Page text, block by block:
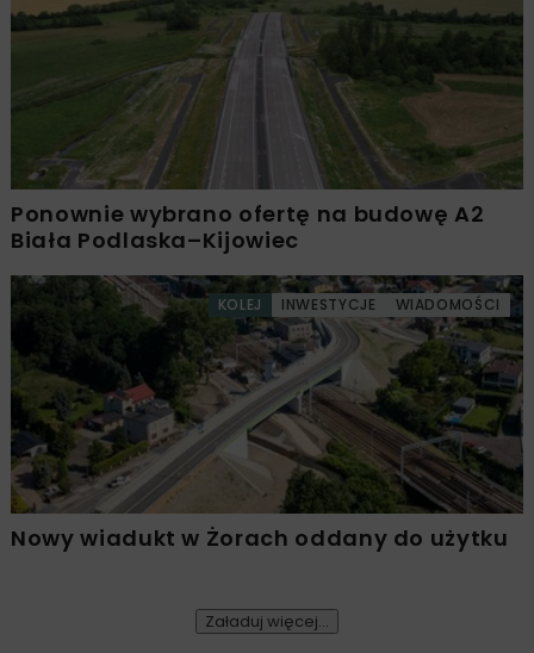
Ponownie wybrano ofertę na budowę A2
Biała Podlaska–Kijowiec
KOLEJ INWESTYCJE WIADOMOŚCI
Nowy wiadukt w Żorach oddany do użytku
Załaduj więcej...